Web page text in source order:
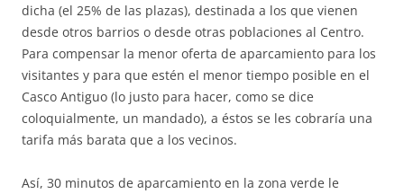
dicha (el 25% de las plazas), destinada a los que vienen
desde otros barrios o desde otras poblaciones al Centro.
Para compensar la menor oferta de aparcamiento para los
visitantes y para que estén el menor tiempo posible en el
Casco Antiguo (lo justo para hacer, como se dice
coloquialmente, un mandado), a éstos se les cobraría una
tarifa más barata que a los vecinos.
Así, 30 minutos de aparcamiento en la zona verde le